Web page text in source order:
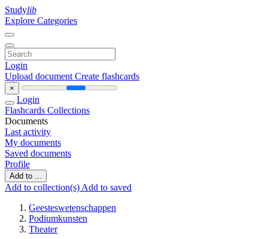
Studylib
Explore Categories
Login
Upload document Create flashcards
×
Login
Flashcards Collections
Documents
Last activity
My documents
Saved documents
Profile
Add to ...
Add to collection(s) Add to saved
Geesteswetenschappen
Podiumkunsten
Theater